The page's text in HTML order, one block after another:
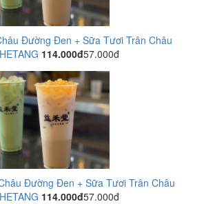
Đường Đen + Sữa Tươi Trân Châu
114.000đ57.000đ
Đường Đen + Sữa Tươi Trân Châu
114.000đ57.000đ